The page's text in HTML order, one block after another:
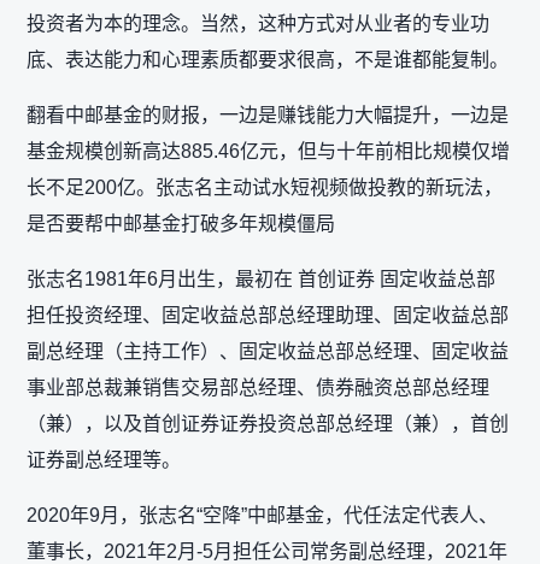
投资者为本的理念。当然，这种方式对从业者的专业功
底、表达能力和心理素质都要求很高，不是谁都能复制。
翻看中邮基金的财报，一边是赚钱能力大幅提升，一边是
基金规模创新高达885.46亿元，但与十年前相比规模仅增
长不足200亿。张志名主动试水短视频做投教的新玩法，
是否要帮中邮基金打破多年规模僵局
张志名1981年6月出生，最初在 首创证券 固定收益总部
担任投资经理、固定收益总部总经理助理、固定收益总部
副总经理（主持工作）、固定收益总部总经理、固定收益
事业部总裁兼销售交易部总经理、债券融资总部总经理
（兼），以及首创证券证券投资总部总经理（兼），首创
证券副总经理等。
2020年9月，张志名“空降”中邮基金，代任法定代表人、
董事长，2021年2月-5月担任公司常务副总经理，2021年